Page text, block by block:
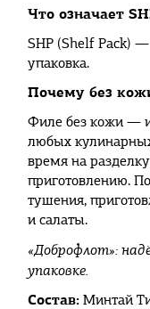
Что означает
SHP (Shelf Pack) —
упаковка.
Почему без
Филе без кожи —
любых
время на
приготовлению.
тушения,
и салаты.
«Доброфлот»:
упаковке.
Состав: Минтай